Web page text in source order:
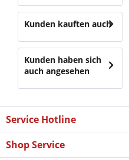
Kunden kauften auch
Kunden haben sich
auch angesehen
Service Hotline
Shop Service